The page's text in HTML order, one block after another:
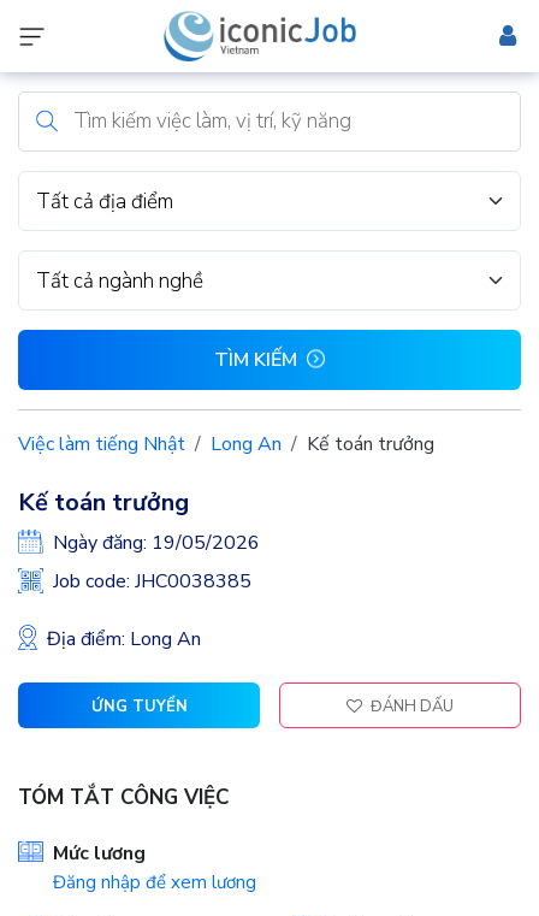
Tất cả địa điểm
Tất cả ngành nghề
TÌM KIẾM
Việc làm tiếng Nhật Long An Kế toán trưởng
Kế toán trưởng
Ngày đăng: 19/05/2026
Job code: JHC0038385
Địa điểm: Long An
ỨNG TUYỂN ĐÁNH DẤU
TÓM TẮT CÔNG VIỆC
Mức lương
Đăng nhập để xem lương